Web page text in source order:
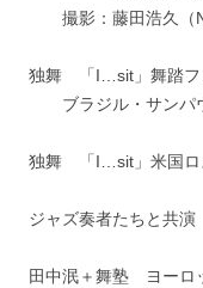
撮影：藤田浩久（
独舞 「I…sit」舞踏フ
ブラジル・サンパ
独舞 「I…sit」米国ロ
ジャズ奏者たちと共
田中泯＋舞塾 ヨーロ